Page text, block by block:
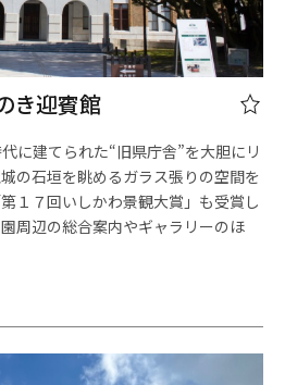
き迎賓館
に建てられた“旧県庁舎”を大胆にリ
の石垣を眺めるガラス張りの空間を
１７回いしかわ景観大賞」も受賞し
周辺の総合案内やギャラリーのほ